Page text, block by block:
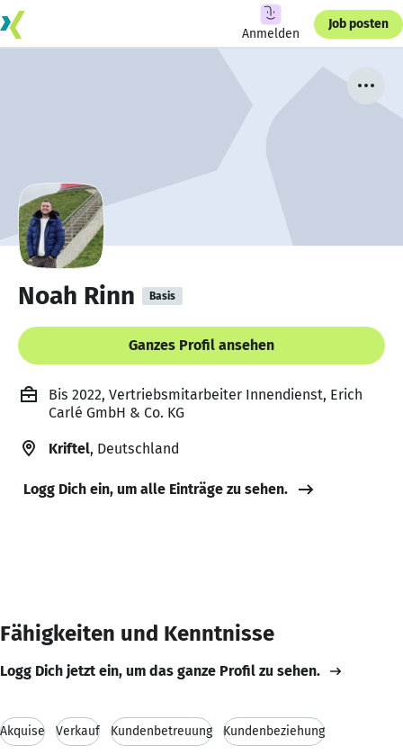
Anmelden
Job posten
Noah Rinn Basis
Ganzes Profil ansehen
Bis 2022, Vertriebsmitarbeiter Innendienst, Erich
Carlé GmbH & Co. KG
Kriftel, Deutschland
Logg Dich ein, um alle Einträge zu sehen.
Fähigkeiten und Kenntnisse
Logg Dich jetzt ein, um das ganze Profil zu sehen.
Akquise Verkauf Kundenbetreuung Kundenbeziehung